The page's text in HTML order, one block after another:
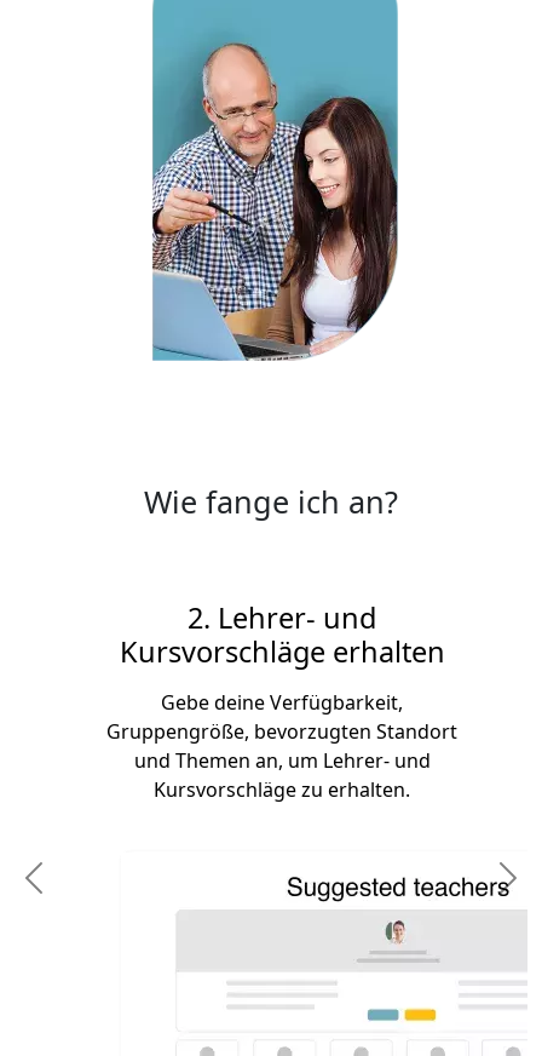
Wie fange ich an?
2. Lehrer- und
Kursvorschläge erhalten
Gebe deine Verfügbarkeit,
Gruppengröße, bevorzugten Standort
und Themen an, um Lehrer- und
Kursvorschläge zu erhalten.
Previous